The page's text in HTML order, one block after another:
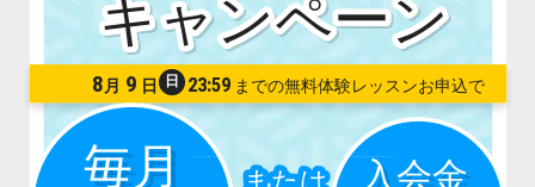
8 月 9 日 日 23:59